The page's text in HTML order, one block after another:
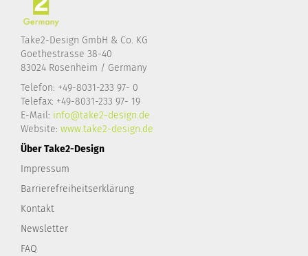
Take2-Design GmbH & Co. KG
Goethestrasse 38-40
83024 Rosenheim / Germany
Telefon: +49-8031-233 97- 0
Telefax: +49-8031-233 97- 19
E-Mail: info@take2-design.de
Website: www.take2-design.de
Über Take2-Design
Impressum
Barrierefreiheitserklärung
Kontakt
Newsletter
FAQ